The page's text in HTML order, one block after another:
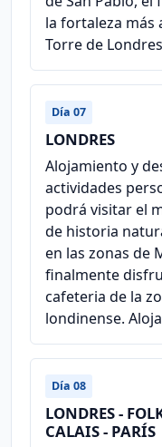
la fortaleza más
Torre de
Día 07
LONDRES
Alojamiento y
actividades
podrá visitar el
de historia
en las zonas de
finalmente
cafeteria de la
londinense.
Día 08
LONDRES -
CALAIS - PARÍS